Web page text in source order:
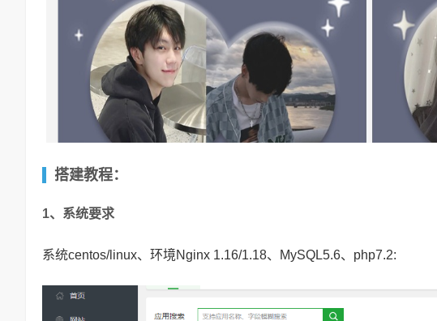
搭建教程：
1、系统要求
系统centos/linux、环境Nginx 1.16/1.18、MySQL5.6、php7.2: